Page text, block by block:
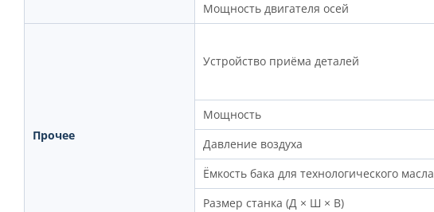
Мощность двигателя осей
Прочее
Устройство приёма деталей
Мощность
Давление воздуха
Ёмкость бака для технологического масла
Размер станка (Д × Ш × В)